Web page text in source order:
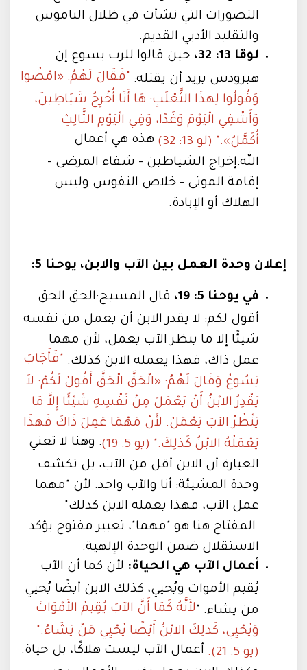
التصورات التي نشأت في ظلال الناموس
والتقليد الأدبي القديم.
لوقا 13: 32، حين قالوا للرب يسوع إن
هيرودس يريد أن يقتله: "فَقَالَ لَهُمُ: «امْضُوا
وَقُولُوا لِهذَا الثَّعْلَبِ: هَا أَنَا أُخْرِجُ شَيَاطِينَ،
وَأَشْفِي الْيَوْمَ وَغَدًا، وَفِي الْيَوْمِ الثَّالِثِ
أُكَمَّلُ»." (لو 13: 32)
هذه هي أعمال
الله:إخراج الشياطين - شفاء المرضى -
إقامة الموتى - خلاص النفوس وليس
الهلاك أو الإبادة.
إعلان وحدة العمل بين الآب والابن، يوحنا 5:
في يوحنا 5: 19، قال المسيح:الحق الحق
أقول لكم: لا يقدر الابن أن يعمل من نفسه
شيئًا إلا ما ينظر الآب يعمل، لأن مهما
عمل ذاك، فهذا يعمله الابن كذلك.
"فَأَجَابَ
يَسُوعُ وَقَالَ لَهُمُ: «الْحَقَّ الْحَقَّ أَقُولُ لَكُمْ: لاَ
يَقْدِرُ الابْنُ أَنْ يَعْمَلَ مِنْ نَفْسِهِ شَيْئًا إِلاَّ مَا
يَنْظُرُ الآبَ يَعْمَلُ. لأَنْ مَهْمَا عَمِلَ ذَاكَ فَهذَا
يَعْمَلُهُ الابْنُ كَذلِكَ." (يو 5: 19)
: وهنا لا تعني
العبارة أن الابن أقل من الآب، بل تكشف
وحدة المشيئة: أنا والآب واحد. لأن "مهما
عمل الآب، فهذا يعمله الابن كذلك"
المفتاح هنا هو "مهما"، تعبير مفتوح يؤكد
الاستقلال ضمن الوحدة الإلهية.
أعمال الآب هي الحياة: لأن كما أن الآب
يُقيم الأموات ويُحيي، كذلك الابن أيضًا يُحيي
من يشاء. "لأَنَّهُ كَمَا أَنَّ الآبَ يُقِيمُ الأَمْوَاتَ
وَيُحْيِي، كَذلِكَ الابْنُ أَيْضًا يُحْيِي مَنْ يَشَاءُ."
(يو 5: 21).
أعمال الآب ليست هلاكًا، بل حياة.